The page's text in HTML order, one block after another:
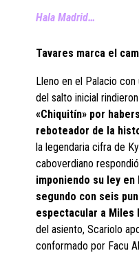
Hala Madrid…
Tavares marca el
Lleno en el Palacio
del salto inicial
«Chiquitín» por
reboteador de la
la legendaria cifra de
caboverdiano
imponiendo su ley
segundo con seis
espectacular a Miles
del asiento, Scariolo
conformado por Facu